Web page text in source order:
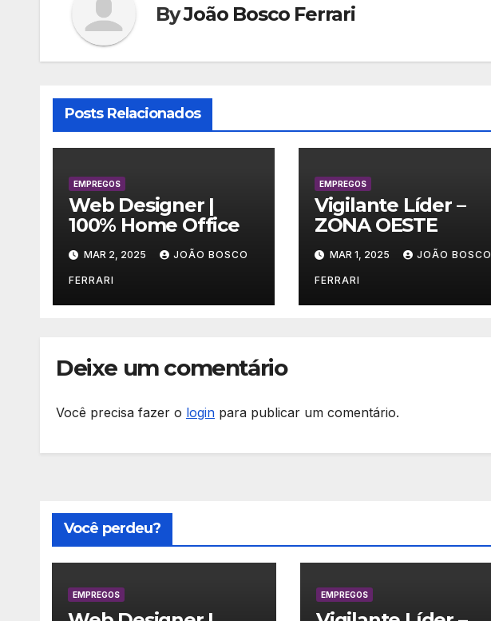
ByJoão Bosco Ferrari
Posts Relacionados
EMPREGOS
Web Designer |
100% Home Office
MAR 2, 2025 JOÃO BOSCO
FERRARI
EMPREGOS
Vigilante Líder –
ZONA OESTE
MAR 1, 2025 JOÃO BOSCO
FERRARI
Deixe um comentário
Você precisa fazer o login para publicar um comentário.
Você perdeu?
EMPREGOS EMPREGOS